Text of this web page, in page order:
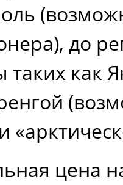
до
таких как
цена